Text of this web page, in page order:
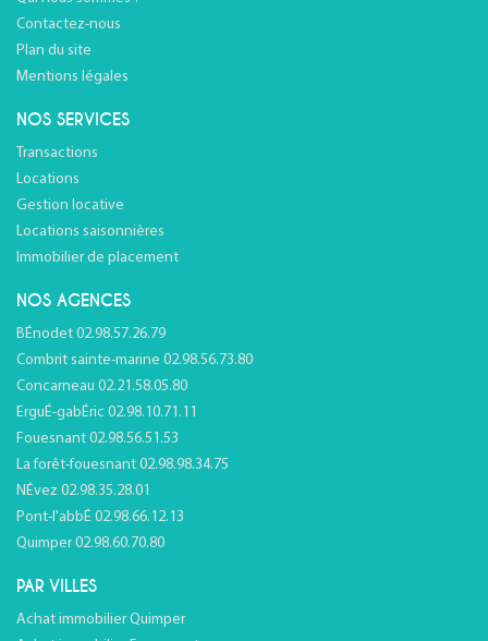
Contactez-nous
Plan du site
Mentions légales
NOS SERVICES
Transactions
Locations
Gestion locative
Locations saisonnières
Immobilier de placement
NOS AGENCES
BÉnodet 02.98.57.26.79
Combrit sainte-marine 02.98.56.73.80
Concarneau 02.21.58.05.80
ErguÉ-gabÉric 02.98.10.71.11
Fouesnant 02.98.56.51.53
La forêt-fouesnant 02.98.98.34.75
NÉvez 02.98.35.28.01
Pont-l'abbÉ 02.98.66.12.13
Quimper 02.98.60.70.80
PAR VILLES
Achat immobilier Quimper